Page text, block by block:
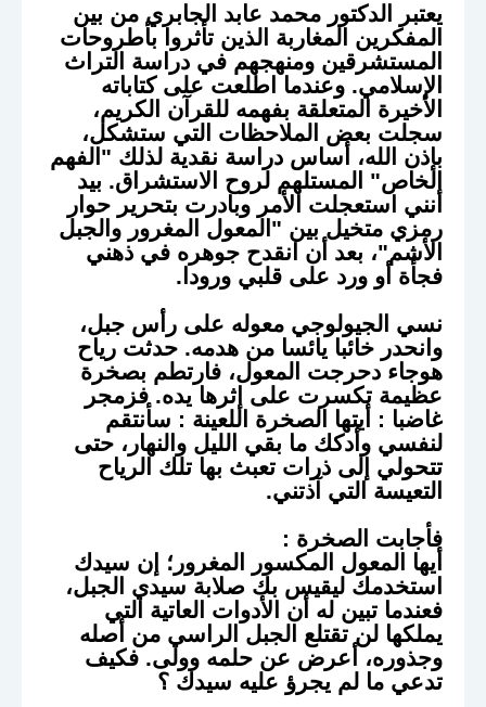
يعتبر الدكتور محمد عابد الجابري من بين
المفكرين المغاربة الذين تأثروا بأطروحات
المستشرقين ومنهجهم في دراسة التراث
الإسلامي. وعندما اطلعت على كتاباته
الأخيرة المتعلقة بفهمه للقرآن الكريم،
سجلت بعض الملاحظات التي ستشكل،
بإذن الله، أساس دراسة نقدية لذلك "الفهم
الخاص" المستلهم لروح الاستشراق. بيد
أنني استعجلت الأمر وبادرت بتحرير حوار
رمزي متخيل بين "المعول المغرور والجبل
الأشم"، بعد أن انقدح جوهره في ذهني
فجأة أو ورد على قلبي ورودا.
نسي الجيولوجي معوله على رأس جبل،
وانحدر خائبا يائسا من هدمه. حدثت رياح
هوجاء دحرجت المعول، فارتطم بصخرة
عظيمة تكسرت على إثرها يده. فزمجر
غاضبا : أيتها الصخرة اللعينة : سأنتقم
لنفسي وأدكك ما بقي الليل والنهار، حتى
تتحولي إلى ذرات تعبث بها تلك الرياح
التعيسة التي آذتني.
فأجابت الصخرة :
أيها المعول المكسور المغرور؛ إن سيدك
استخدمك ليقيس بك صلابة سيدي الجبل،
فعندما تبين له أن الأدوات العاتية التي
يملكها لن تقتلع الجبل الراسي من أصله
وجذوره، أعرض عن حلمه وولى. فكيف
تدعي ما لم يجرؤ عليه سيدك ؟